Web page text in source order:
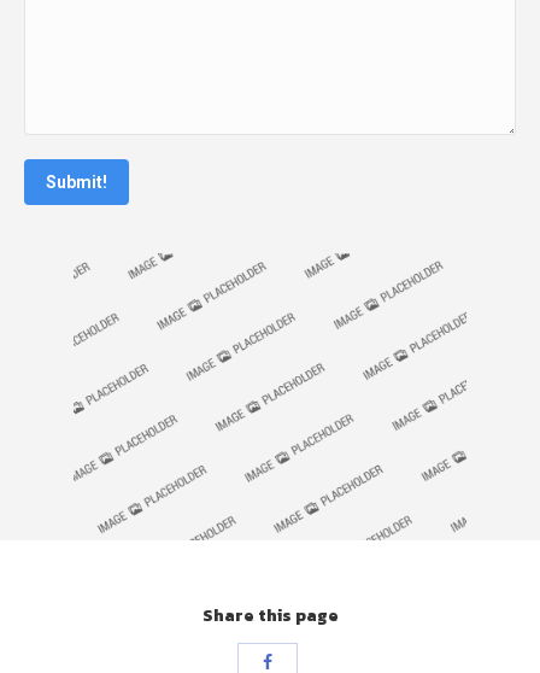
Submit!
Share this page